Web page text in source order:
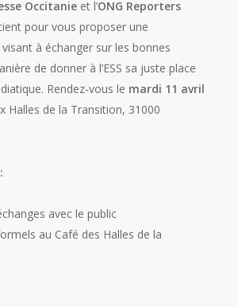
Occitanie et l’ONG Reporters
pour vous proposer une
à échanger sur les bonnes
de donner à l’ESS sa juste place
Rendez-vous le mardi 11 avril
Halles de la Transition, 31000
avec le public
au Café des Halles de la